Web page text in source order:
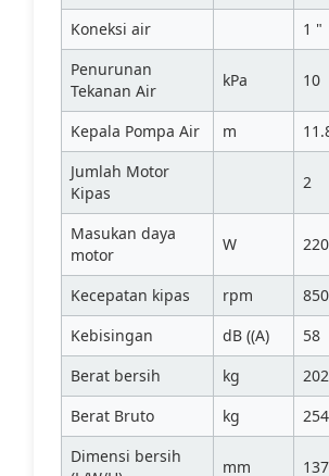
Koneksi air
1 "
Penurunan
Tekanan Air
kPa 10
Kepala Pompa Air m
Jumlah Motor
Kipas
2
Masukan daya
motor
W 220
Kecepatan kipas rpm
850
Kebisingan
dB ((A)
58
Berat bersih
kg
202
Berat Bruto
kg
254
Dimensi bersih
mm